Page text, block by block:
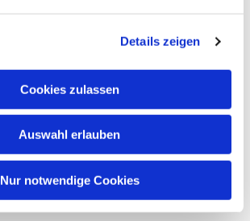
Details zeigen
Cookies zulassen
Auswahl erlauben
Nur notwendige Cookies